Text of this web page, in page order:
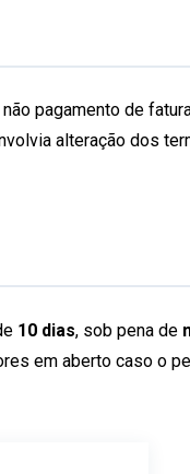
pagamento de
alteração dos
10 dias, sob pena de
em aberto caso o